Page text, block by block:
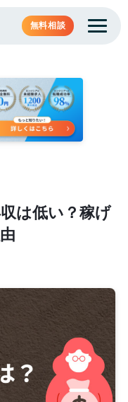
無料相談
は低い？稼げ